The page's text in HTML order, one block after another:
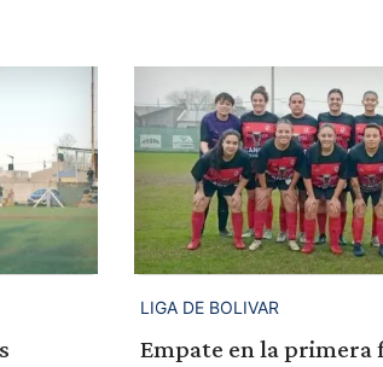
LIGA DE BOLIVAR
Empate en la primera